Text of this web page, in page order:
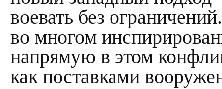
воевать без
во многом
напрямую в этом
как поставками